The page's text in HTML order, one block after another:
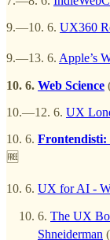
9.—10. 6. UX360
9.—13. 6. Apple’s
10. 6. Web Science
10.—12. 6. UX
10. 6. Frontendisti:
🆓
10. 6. UX for AI -
6. The UX
Shneiderman